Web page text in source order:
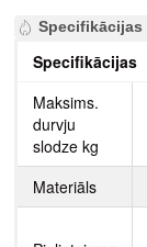
Specifikācijas
Specifikācijas
Maksims.
durvju
slodze kg
Materiāls